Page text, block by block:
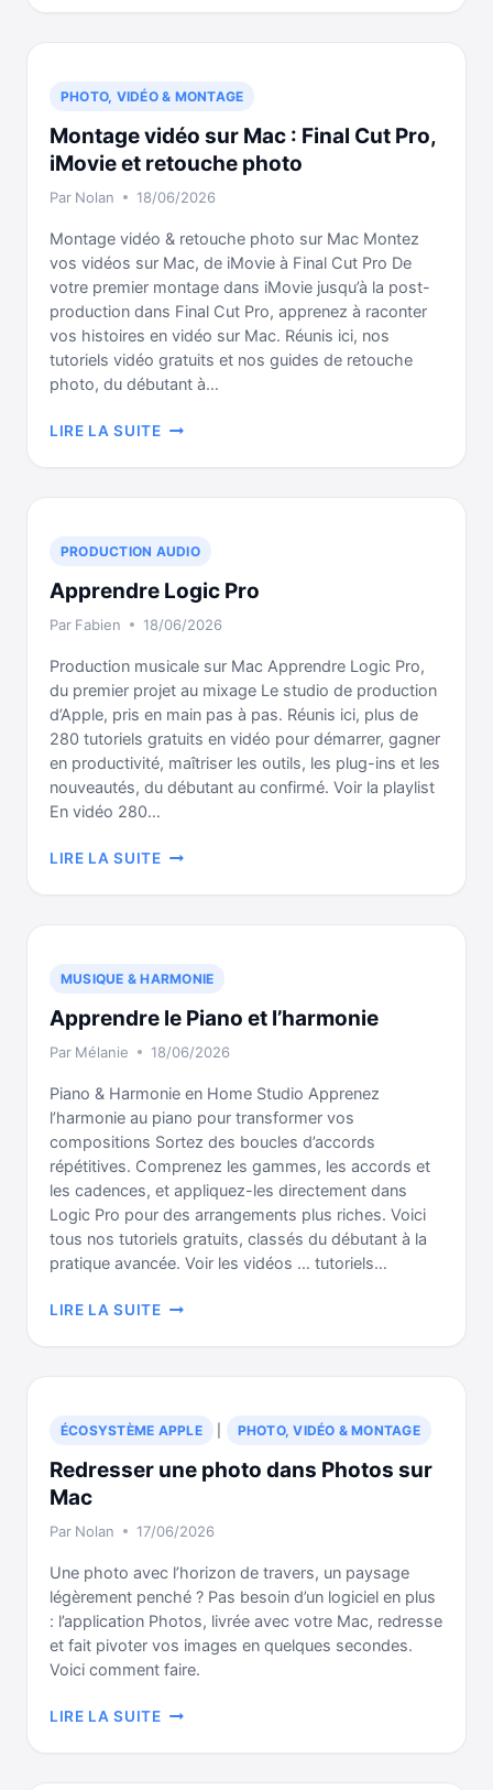
IPHONE
ET
VOTRE
UNIVERS
PHOTO, VIDÉO & MONTAGE
Montage vidéo sur Mac : Final Cut Pro,
iMovie et retouche photo
Par Nolan 18/06/2026
Montage vidéo & retouche photo sur Mac Montez
vos vidéos sur Mac, de iMovie à Final Cut Pro De
votre premier montage dans iMovie jusqu’à la post-
production dans Final Cut Pro, apprenez à raconter
vos histoires en vidéo sur Mac. Réunis ici, nos
tutoriels vidéo gratuits et nos guides de retouche
photo, du débutant à…
LIRE LA SUITEMONTAGE
SUR
MAC
PRO,
ET
RETOUCHE
PRODUCTION AUDIO
Apprendre Logic Pro
Par Fabien 18/06/2026
Production musicale sur Mac Apprendre Logic Pro,
du premier projet au mixage Le studio de production
d’Apple, pris en main pas à pas. Réunis ici, plus de
280 tutoriels gratuits en vidéo pour démarrer, gagner
en productivité, maîtriser les outils, les plug-ins et les
nouveautés, du débutant au confirmé. Voir la playlist
En vidéo 280…
LIRE LA SUITEAPPRENDRE
PRO
MUSIQUE & HARMONIE
Apprendre le Piano et l’harmonie
Par Mélanie 18/06/2026
Piano & Harmonie en Home Studio Apprenez
l’harmonie au piano pour transformer vos
compositions Sortez des boucles d’accords
répétitives. Comprenez les gammes, les accords et
les cadences, et appliquez-les directement dans
Logic Pro pour des arrangements plus riches. Voici
tous nos tutoriels gratuits, classés du débutant à la
pratique avancée. Voir les vidéos … tutoriels…
LIRE LA SUITEAPPRENDRE
PIANO
ET
ÉCOSYSTÈME APPLE PHOTO, VIDÉO & MONTAGE
Redresser une photo dans Photos sur
Mac
Par Nolan 17/06/2026
Une photo avec l’horizon de travers, un paysage
légèrement penché ? Pas besoin d’un logiciel en plus
: l’application Photos, livrée avec votre Mac, redresse
et fait pivoter vos images en quelques secondes.
Voici comment faire.
LIRE LA SUITEREDRESSER
PHOTO
DANS